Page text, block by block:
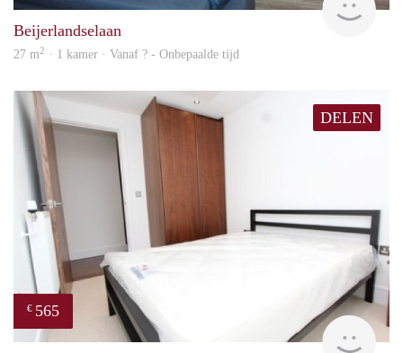
Beijerlandselaan
27 m2 · 1 kamer · Vanaf ? - Onbepaalde tijd
DELEN
€ 565
rent